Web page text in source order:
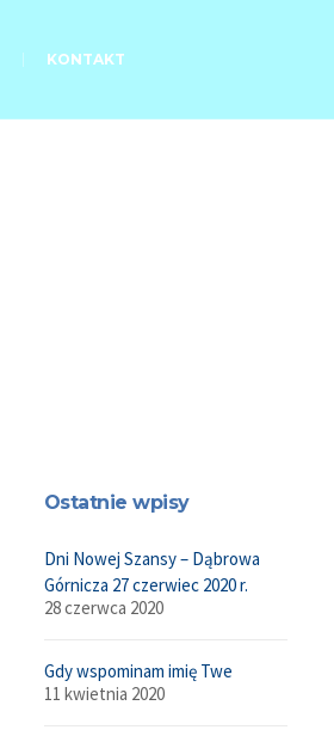
KONTAKT
Ostatnie wpisy
Dni Nowej Szansy – Dąbrowa
Górnicza 27 czerwiec 2020 r.
28 czerwca 2020
Gdy wspominam imię Twe
11 kwietnia 2020